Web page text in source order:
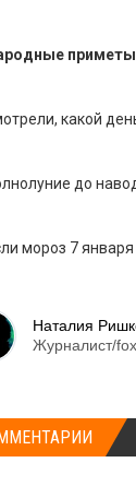
приметы
какой
до
мороз 7
Наталия
Журналист/